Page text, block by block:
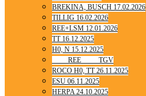
BREKINA, BUSCH 17.02.2026
TILLIG 16.02.2026
REE+LSM 12.01.2026
TT 16.12.2025
H0, N 15.12.2025
____ REE ____ TGV
ROCO H0, TT 26.11.2025
ESU 06.11.2025
HERPA 24.10.2025